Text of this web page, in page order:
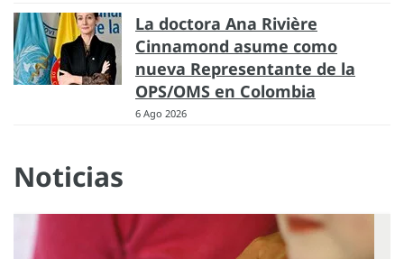
La doctora Ana Rivière
Cinnamond asume como
nueva Representante de la
OPS/OMS en Colombia
6 Ago 2026
Noticias